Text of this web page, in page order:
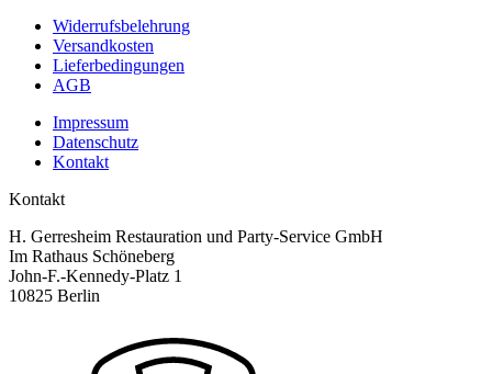
Widerrufsbelehrung
Versandkosten
Lieferbedingungen
AGB
Impressum
Datenschutz
Kontakt
Kontakt
H. Gerresheim Restauration und Party-Service GmbH
Im Rathaus Schöneberg
John-F.-Kennedy-Platz 1
10825 Berlin